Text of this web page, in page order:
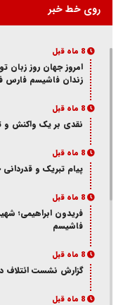
روی خط خبر
8 ماه قبل
امروز جهان روز زبان
زندان فاشیسم فارس
8 ماه قبل
نقدی بر یک واکنش و‌
8 ماه قبل
پیام تبریک و
8 ماه قبل
فریدون ابراهیمی؛
فاشیسم
8 ماه قبل
گزارش نشست ائتلاف
8 ماه قبل